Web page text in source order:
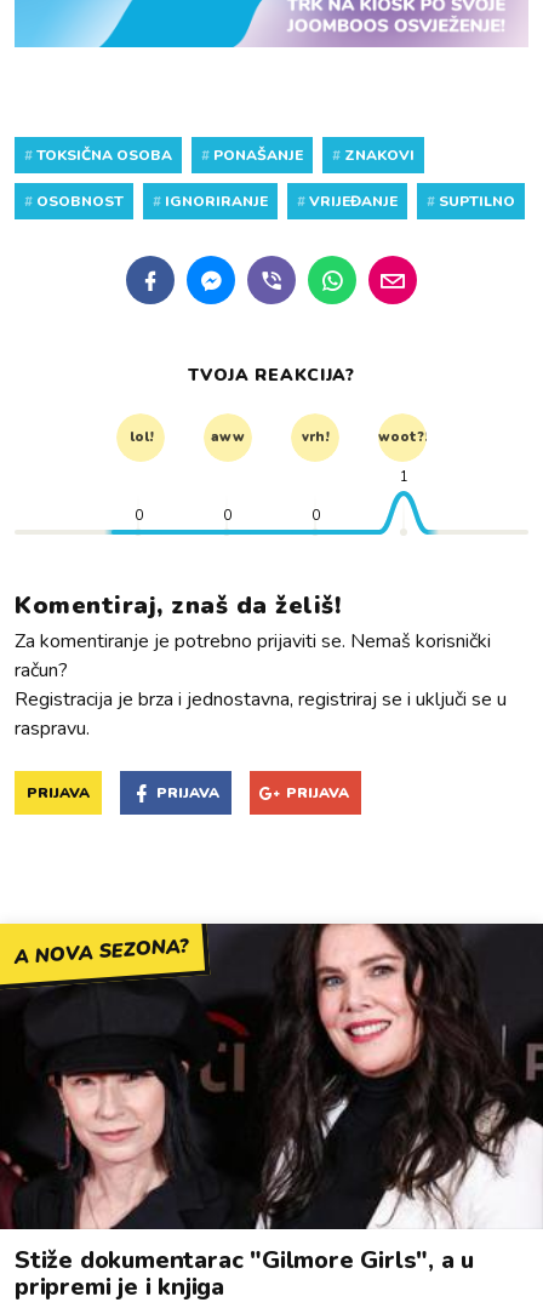
#TOKSIČNA OSOBA # PONAŠANJE # ZNAKOVI
# OSOBNOST # IGNORIRANJE #VRIJEĐANJE # SUPTILNO
TVOJA REAKCIJA?
lol! aww vrh! woot?!
0 0 0
1
Komentiraj, znaš da želiš!
Za komentiranje je potrebno prijaviti se. Nemaš korisnički
račun?
Registracija je brza i jednostavna, registriraj se i uključi se u
raspravu.
PRIJAVA PRIJAVA PRIJAVA
A NOVA SEZONA?
Stiže dokumentarac "Gilmore Girls", a u
pripremi je i knjiga